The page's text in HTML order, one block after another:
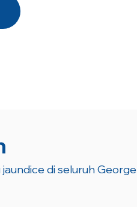
di seluruh George